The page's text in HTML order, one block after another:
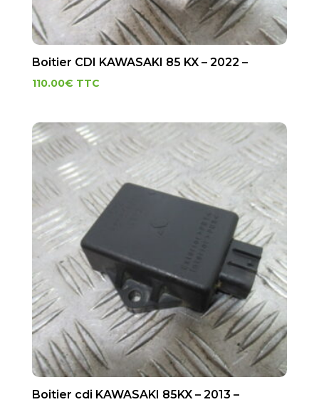
Boitier CDI KAWASAKI 85 KX – 2022 –
110.00€ TTC
Boitier cdi KAWASAKI 85KX – 2013 –